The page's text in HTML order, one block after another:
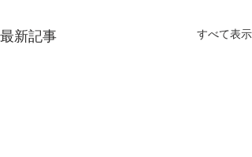
最新記事 すべて表示